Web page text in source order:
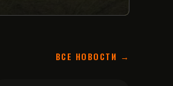
ВСЕ НОВОСТИ →